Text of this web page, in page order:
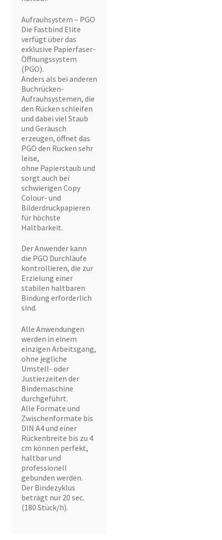
Aufrauhsystem – PGO
Die Fastbind Elite
verfügt über das
exklusive Papierfaser-
Öffnungssystem
(PGO).
Anders als bei anderen
Buchrücken-
Aufrauhsystemen, die
den Rücken schleifen
und dabei viel Staub
und Geräusch
erzeugen, öffnet das
PGO den Rücken sehr
leise,
ohne Papierstaub und
sorgt auch bei
schwierigen Copy
Colour- und
Bilderdruckpapieren
für höchste
Haltbarkeit.
Der Anwender kann
die PGO Durchläufe
kontrollieren, die zur
Erzielung einer
stabilen haltbaren
Bindung erforderlich
sind.
Alle Anwendungen
werden in einem
einzigen Arbeitsgang,
ohne jegliche
Umstell- oder
Justierzeiten der
Bindemaschine
durchgeführt.
Alle Formate und
Zwischenformate bis
DIN A4 und einer
Rückenbreite bis zu 4
cm können perfekt,
haltbar und
professionell
gebunden werden.
Der Bindezyklus
beträgt nur 20 sec.
(180 Stück/h).